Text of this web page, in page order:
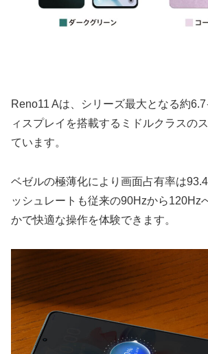
Reno11 Aは、シリーズ最大となる約
ィスプレイを搭載するミドルクラスの
ています。
ベゼルの極薄化により画面占有率は
ッシュレートも従来の90Hzから120Hz
かで快適な操作を体験できます。